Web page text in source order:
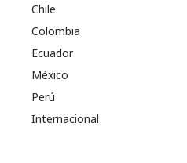
Chile
Colombia
Ecuador
México
Perú
Internacional